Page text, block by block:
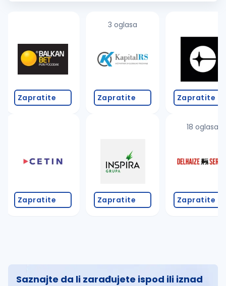
Zapratite
Zapratite
3 oglasa
Zapratite
Zapratite
Zapratite
18 oglasa
Zapratite
Saznajte da li zarađujete ispod ili iznad